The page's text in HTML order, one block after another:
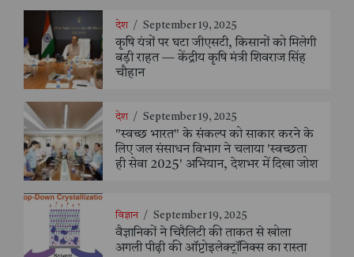
देश / September 19, 2025
कृषि यंत्रों पर घटा जीएसटी, किसानों को मिलेगी
बड़ी राहत — केंद्रीय कृषि मंत्री शिवराज सिंह
चौहान
देश / September 19, 2025
"स्वच्छ भारत" के संकल्प को साकार करने के
लिए जल संसाधन विभाग ने चलाया 'स्वच्छता
ही सेवा 2025' अभियान, देशभर में दिखा जोश
विज्ञान / September 19, 2025
वैज्ञानिकों ने चिरैलिटी की ताकत से खोला
अगली पीढ़ी की ऑप्टोइलेक्ट्रॉनिक्स का रास्ता